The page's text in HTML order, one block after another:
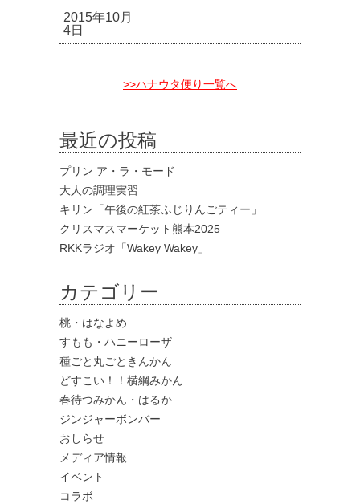
2015年10月
4日
>>ハナウタ便り一覧へ
最近の投稿
プリン ア・ラ・モード
大人の調理実習
キリン「午後の紅茶ふじりんごティー」
クリスマスマーケット熊本2025
RKKラジオ「Wakey Wakey」
カテゴリー
桃・はなよめ
すもも・ハニーローザ
種ごと丸ごときんかん
どすこい！！横綱みかん
春待つみかん・はるか
ジンジャーボンバー
おしらせ
メディア情報
イベント
コラボ